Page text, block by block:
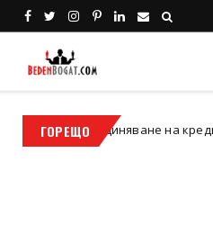
ГОРЕЩО
Обединяване на кредити: Какво